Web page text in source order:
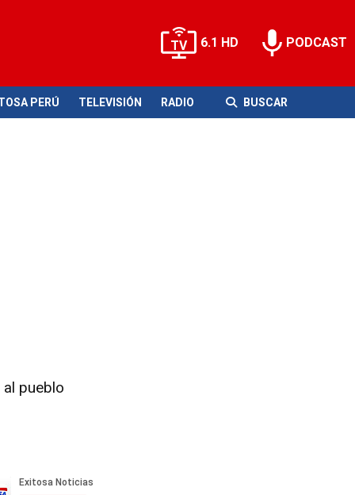
6.1 HD PODCAST
PERÚ TELEVISIÓN RADIO BUSCAR
pueblo